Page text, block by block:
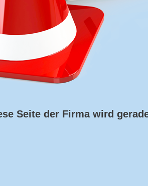
Seite der Firma wird